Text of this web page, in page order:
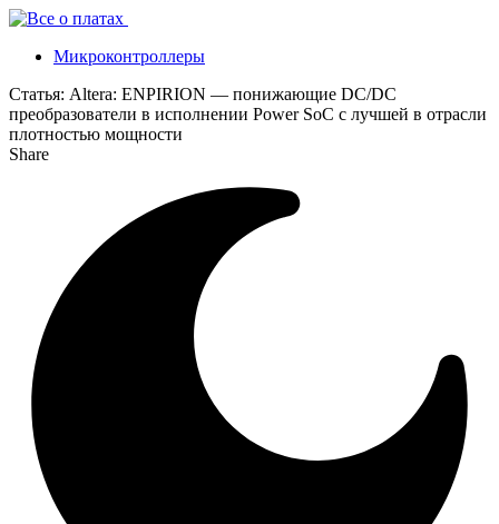
Микроконтроллеры
Статья: Altera: ENPIRION — понижающие DC/DC
преобразователи в исполнении Power SoC с лучшей в отрасли
плотностью мощности
Share